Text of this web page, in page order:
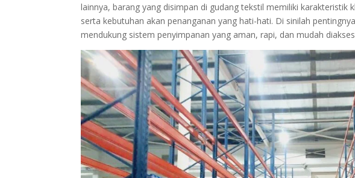
lainnya, barang yang disimpan di gudang tekstil memiliki karakteristik
serta kebutuhan akan penanganan yang hati-hati. Di sinilah
mendukung sistem penyimpanan yang aman, rapi, dan mudah